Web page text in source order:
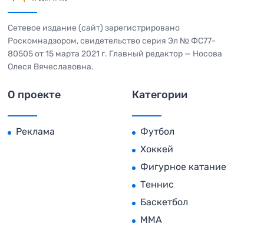
Сетевое издание (сайт) зарегистрировано
Роскомнадзором, свидетельство серия Эл № ФС77-
80505 от 15 марта 2021 г. Главный редактор — Носова
Олеся Вячеславовна.
О проекте
Реклама
Категории
Футбол
Хоккей
Фигурное катание
Теннис
Баскетбол
MMA